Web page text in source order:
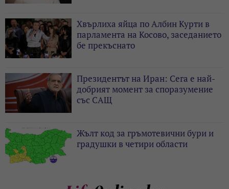
Хвърлиха яйца по Албин Курти в
парламента на Косово, заседанието
бе прекъснато
Президентът на Иран: Сега е най-
добрият момент за споразумение
със САЩ
Жълт код за гръмотевични бури и
градушки в четири области